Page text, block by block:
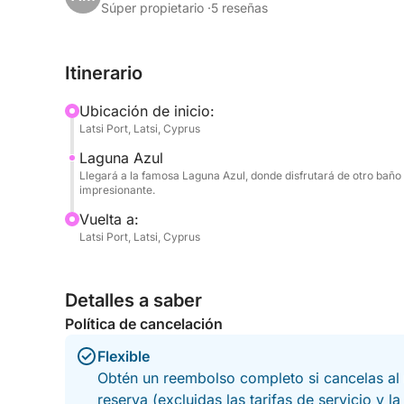
Azul, te verás rodeado de un paisaje pintoresco,
te rodea.
Una vez que llegues a la Laguna Azul, tendrás la
cristalinas aguas. El brillante tono azul de la
en el lugar perfecto para refrescarte y disfrutar
snorkel o simplemente flotar en el agua, esta
Durante el crucero, podrá comprar bebidas y
de la belleza natural del Mediterráneo.
Este crucero de 4 horas es la manera perfecta
poco tiempo, ofreciendo un baño inolvidable en
Súper propietario ·5 reseñas
Itinerario
Ubicación de inicio:
Latsi Port, Latsi, Cyprus
Laguna Azul
Llegará a la famosa Laguna Azul, donde disfrutará de otro
impresionante.
Vuelta a:
Latsi Port, Latsi, Cyprus
Detalles a saber
Política de cancelación
Flexible
Obtén un reembolso completo si cancelas
reserva (excluidas las tarifas de servicio y